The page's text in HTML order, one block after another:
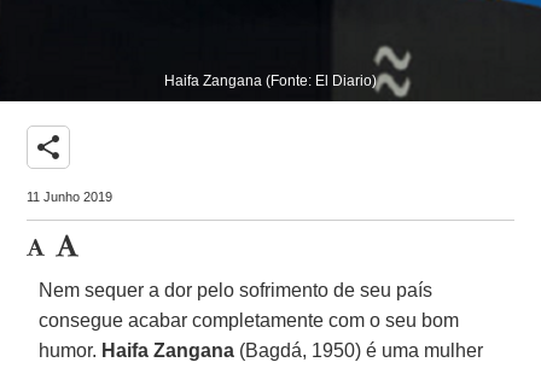
Haifa Zangana (Fonte: El Diario)
share
11 Junho 2019
Nem sequer a dor pelo sofrimento de seu país
consegue acabar completamente com o seu bom
humor. Haifa Zangana (Bagdá, 1950) é uma mulher